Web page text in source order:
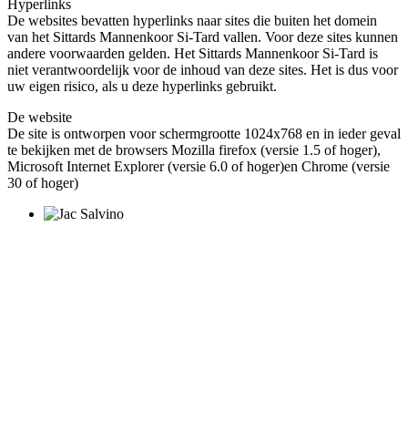
Hyperlinks
De websites bevatten hyperlinks naar sites die buiten het domein
van het Sittards Mannenkoor Si-Tard vallen. Voor deze sites kunnen
andere voorwaarden gelden. Het Sittards Mannenkoor Si-Tard is
niet verantwoordelijk voor de inhoud van deze sites. Het is dus voor
uw eigen risico, als u deze hyperlinks gebruikt.
De website
De site is ontworpen voor schermgrootte 1024x768 en in ieder geval
te bekijken met de browsers Mozilla firefox (versie 1.5 of hoger),
Microsoft Internet Explorer (versie 6.0 of hoger)en Chrome (versie
30 of hoger)